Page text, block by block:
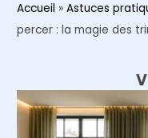
Accueil » Astuces
percer : la magie des